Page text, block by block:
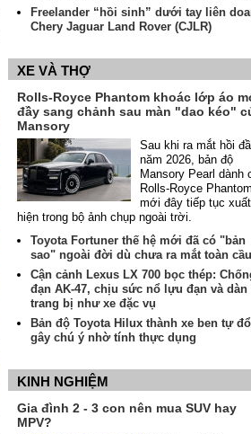
Freelander “hồi sinh” dưới tay liên
Chery Jaguar Land Rover (CJLR)
XE VÀ THỢ
Rolls-Royce Phantom khoác lớp áo
đầy sang chảnh sau màn "dao kéo"
Mansory
Sau khi ra mắt hồi
năm 2026, bản độ
Mansory Pearl dành
Rolls-Royce Phantom
mới đây tiếp tục xuất
hiện trong bộ ảnh chụp ngoài trời.
Toyota Fortuner thế hệ mới đã có "bản
sao" ngoài đời dù chưa ra mắt toàn cầu
Cận cảnh Lexus LX 700 bọc thép:
đạn AK-47, chịu sức nổ lựu đạn và dàn
trang bị như xe đặc vụ
Bản độ Toyota Hilux thành xe ben tự đổ
gây chú ý nhờ tính thực dụng
KINH NGHIỆM
Gia đình 2 - 3 con nên mua SUV hay
MPV?